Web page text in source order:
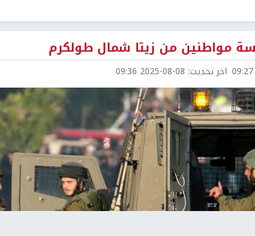
مواطنين من زيتا شمال طولكرم
اخر تحديث: 2025-08-08 09:36